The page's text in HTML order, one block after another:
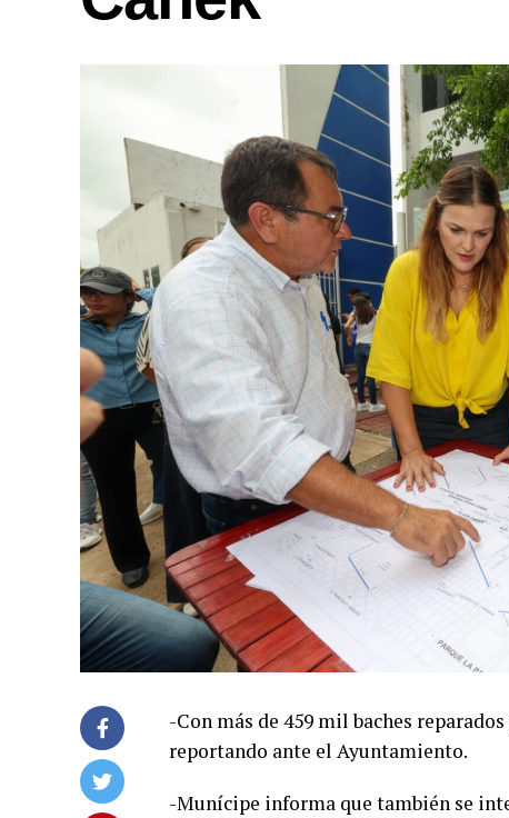
-Con más de 459 mil baches
reportando ante el Ayuntamiento.
-Munícipe informa que también se